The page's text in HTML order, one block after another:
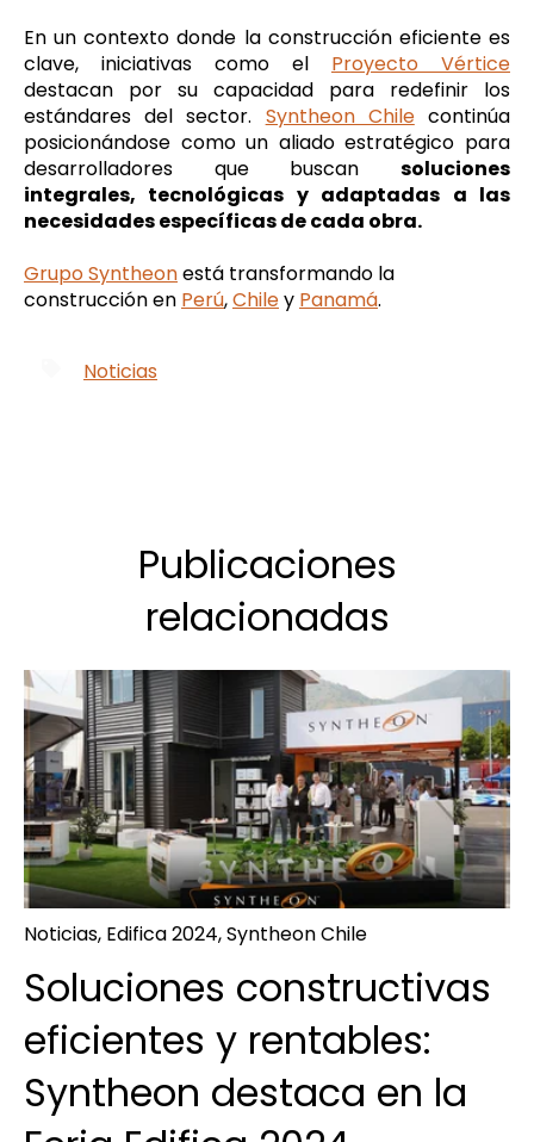
En un contexto donde la construcción eficiente es
clave, iniciativas como el Proyecto Vértice
destacan por su capacidad para redefinir los
estándares del sector. Syntheon Chilecontinúa
posicionándose como un aliado estratégico para
desarrolladores que buscan soluciones
integrales, tecnológicas y adaptadas a las
necesidades específicas de cada obra.
Grupo Syntheonestá transformando la
construcción en Perú,Chiley Panamá.
Noticias
Publicaciones
relacionadas
Noticias, Edifica 2024,Syntheon Chile
Soluciones constructivas
eficientes y rentables:
Syntheon destaca en la